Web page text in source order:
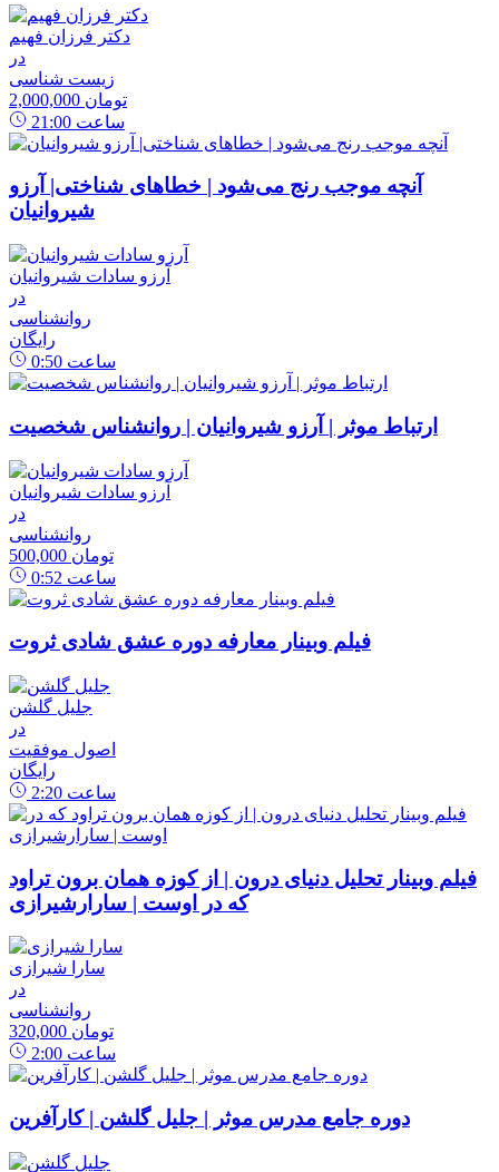
دکتر فرزان فهیم
در
زیست شناسی
2,000,000 تومان
21:00 ساعت
آنچه موجب رنج می‌شود | خطاهای شناختی| آرزو
شیروانیان
آرزو سادات شیروانیان
در
روانشناسی
رایگان
0:50 ساعت
ارتباط موثر | آرزو شیروانیان | روانشناس شخصیت
آرزو سادات شیروانیان
در
روانشناسی
500,000 تومان
0:52 ساعت
فیلم وبینار معارفه دوره عشق شادی ثروت
جلیل گلشن
در
اصول موفقیت
رایگان
2:20 ساعت
فیلم وبینار تحلیل دنیای درون | از کوزه همان برون تراود
که در اوست | سارارشیرازی
سارا شیرازی
در
روانشناسی
320,000 تومان
2:00 ساعت
دوره جامع مدرس موثر | جلیل گلشن | کارآفرین